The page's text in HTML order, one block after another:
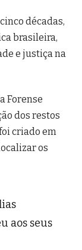
décadas,
brasileira,
e justiça na
Forense
dos restos
criado em
os
aos seus